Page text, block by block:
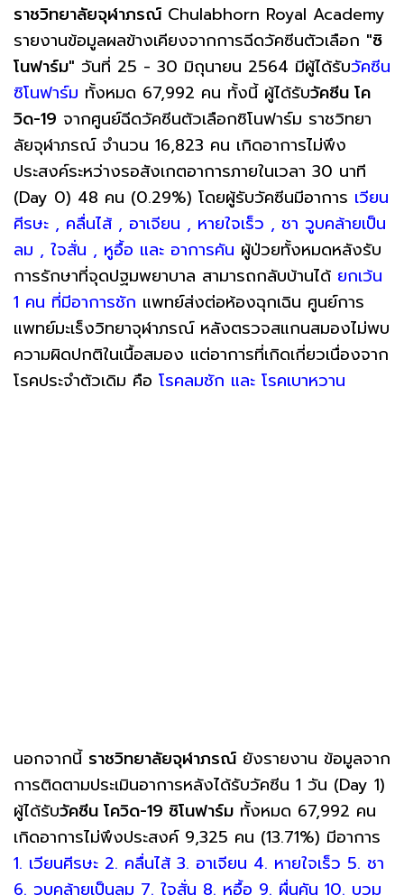
ราชวิทยาลัยจุฬาภรณ์ Chulabhorn Royal Academy
รายงานข้อมูลผลข้างเคียงจากการฉีดวัคซีนตัวเลือก "ซิ
โนฟาร์ม" วันที่ 25 - 30 มิถุนายน 2564 มีผู้ได้รับวัคซีน
ซิโนฟาร์ม ทั้งหมด 67,992 คน ทั้งนี้ ผู้ได้รับวัคซีน โค
วิด-19 จากศูนย์ฉีดวัคซีนตัวเลือกซิโนฟาร์ม ราชวิทยา
ลัยจุฬาภรณ์ จำนวน 16,823 คน เกิดอาการไม่พึง
ประสงค์ระหว่างรอสังเกตอาการภายในเวลา 30 นาที
(Day 0) 48 คน (0.29%) โดยผู้รับวัคซีนมีอาการ เวียน
ศีรษะ , คลื่นไส้ , อาเจียน , หายใจเร็ว , ชา วูบคล้ายเป็น
ลม , ใจสั่น , หูอื้อ และ อาการคัน ผู้ป่วยทั้งหมดหลังรับ
การรักษาที่จุดปฐมพยาบาล สามารถกลับบ้านได้ ยกเว้น
1 คน ที่มีอาการชัก แพทย์ส่งต่อห้องฉุกเฉิน ศูนย์การ
แพทย์มะเร็งวิทยาจุฬาภรณ์ หลังตรวจสแกนสมองไม่พบ
ความผิดปกติในเนื้อสมอง แต่อาการที่เกิดเกี่ยวเนื่องจาก
โรคประจำตัวเดิม คือ โรคลมชัก และ โรคเบาหวาน
นอกจากนี้ ราชวิทยาลัยจุฬาภรณ์ ยังรายงาน ข้อมูลจาก
การติดตามประเมินอาการหลังได้รับวัคซีน 1 วัน (Day 1)
ผู้ได้รับวัคซีน โควิด-19 ซิโนฟาร์ม ทั้งหมด 67,992 คน
เกิดอาการไม่พึงประสงค์ 9,325 คน (13.71%) มีอาการ
1. เวียนศีรษะ 2. คลื่นไส้ 3. อาเจียน 4. หายใจเร็ว 5. ชา
6. วูบคล้ายเป็นลม 7. ใจสั่น 8. หูอื้อ 9. ผื่นคัน 10. บวม